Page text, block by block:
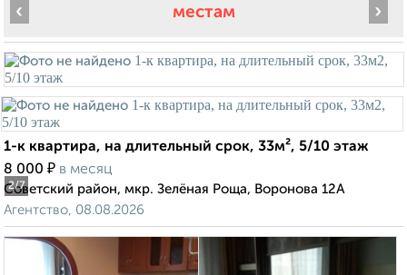
местам
2/7
‹ ›
1-к квартира, на длительный срок, 33м², 5/10 этаж
8 000 ₽ в месяц
Советский район, мкр. Зелёная Роща, Воронова 12А
Агентство, 08.08.2026